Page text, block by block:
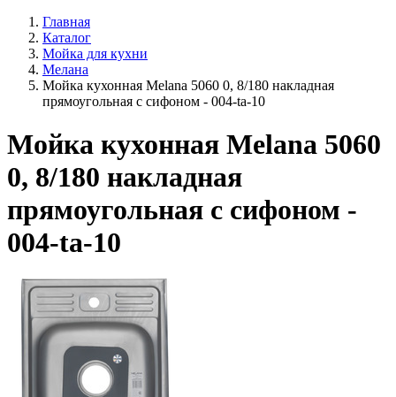
Главная
Каталог
Мойка для кухни
Мелана
Мойка кухонная Melana 5060 0, 8/180 накладная
прямоугольная с сифоном - 004-ta-10
Мойка кухонная Melana 5060
0, 8/180 накладная
прямоугольная с сифоном -
004-ta-10